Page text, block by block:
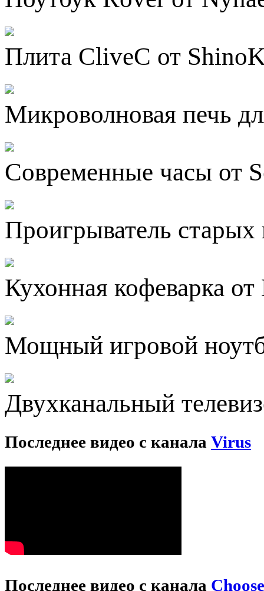
Плита CliveC от
Микроволновая печь
Современные часы от
Проигрыватель
Кухонная кофеварка
Мощный игровой
Двухканальный
Последнее видео с канала Virus
Последнее видео с канала